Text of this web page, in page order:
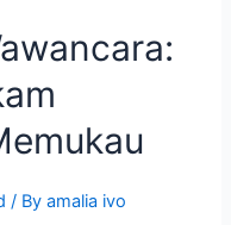
/ Byamalia ivo